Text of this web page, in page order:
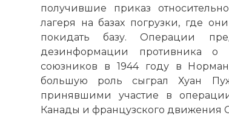
получившие приказ
лагеря на базах погрузки, где
покидать базу. Операции
дезинформации противника
союзников в 1944 году в
большую роль сыграл Хуан
принявшими участие в
Канады и французского движения